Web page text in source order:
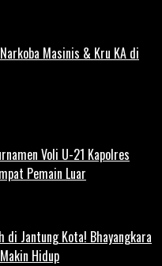
Masinis & Kru KA di
Voli U-21 Kapolres
Pemain Luar
di Jantung Kota! Bhayangkara
Hidup